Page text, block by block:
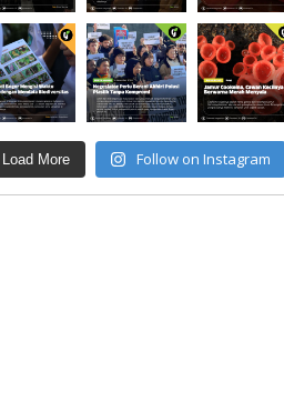
Load More Follow on Instagram